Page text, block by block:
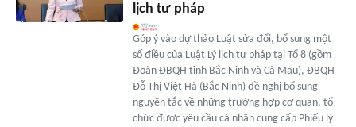
lịch tư pháp
Góp ý vào dự thảo Luật sửa đổi, bổ sung một
số điều của Luật Lý lịch tư pháp tại Tổ 8 (gồm
Đoàn ĐBQH tỉnh Bắc Ninh và Cà Mau), ĐBQH
Đỗ Thị Việt Hà (Bắc Ninh) đề nghị bổ sung
nguyên tắc về những trường hợp cơ quan, tổ
chức được yêu cầu cá nhân cung cấp Phiếu lý